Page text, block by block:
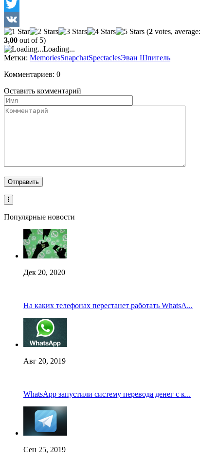
Facebook
Twitter
VK
(2 votes, average:
3,00 out of 5)
Loading...
Метки: MemoriesSnapchatSpectaclesЭван Шпигель
Комментариев: 0
Оставить комментарий
Популярные новости
Дек 20, 2020
На каких телефонах перестанет работать WhatsA...
Авг 20, 2019
WhatsApp запустили систему перевода денег с к...
Сен 25, 2019